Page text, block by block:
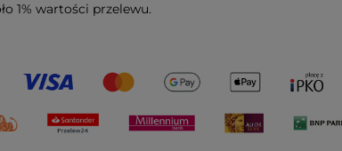
1% wartości przelewu.